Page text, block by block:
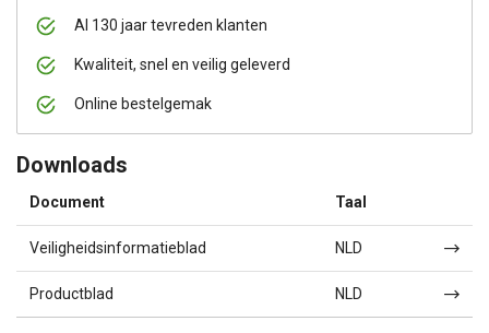
Al 130 jaar tevreden klanten
Kwaliteit, snel en veilig geleverd
Online bestelgemak
Downloads
Document Taal
Veiligheidsinformatieblad NLD
Productblad NLD